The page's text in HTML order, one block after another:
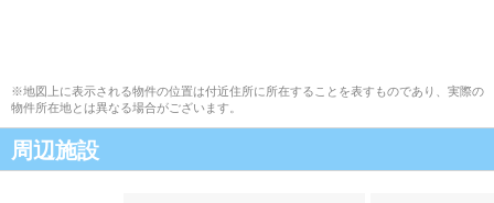
※地図上に表示される物件の位置は付近住所に所在することを表すものであり、実際の
物件所在地とは異なる場合がございます。
周辺施設